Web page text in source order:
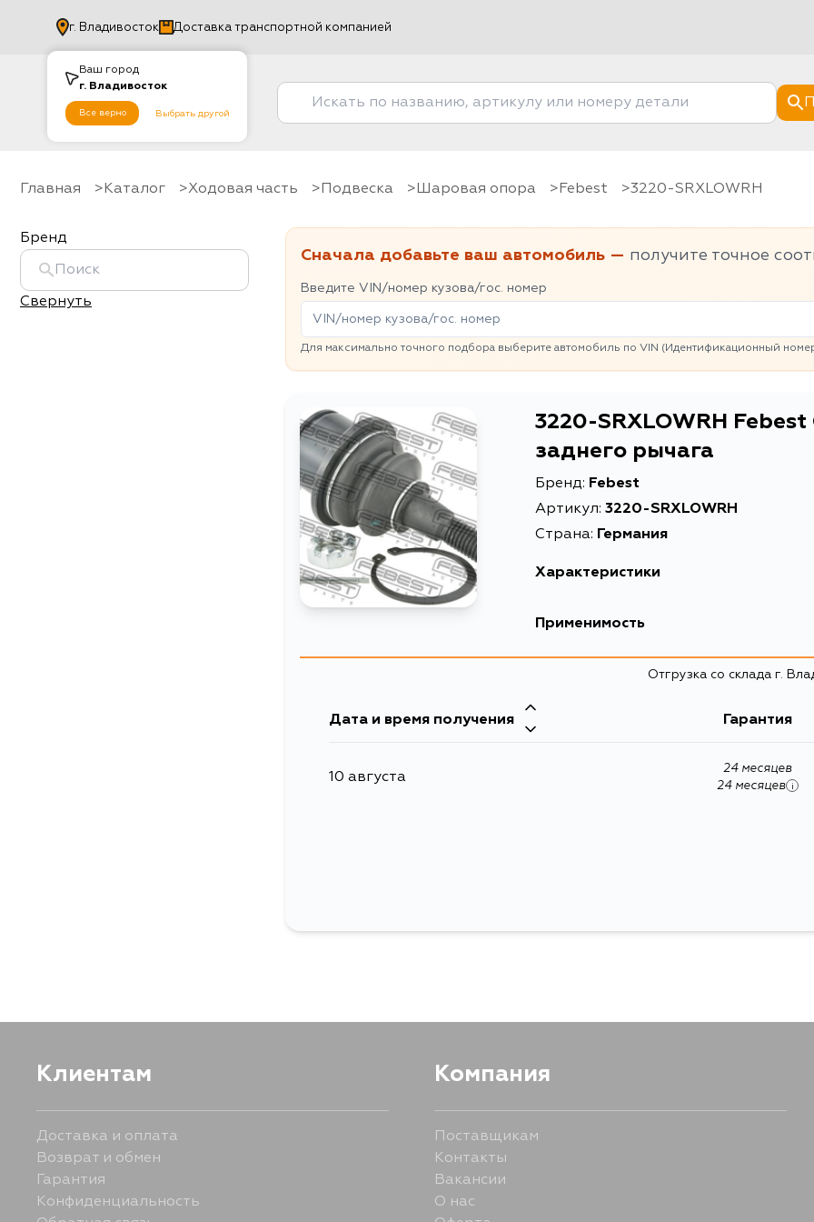
Ваш город
г. Владивосток
Все верно Выбрать другой
г. Владивосток Доставка транспортной компанией
Главная Каталог Ходовая часть Подвеска Шаровая опора Febest 3220-SRXLOWRH
Бренд
Свернуть
Сначала добавьте ваш автомобиль — получите точное
Введите VIN/номер кузова/гос. номер
Для максимально точного подбора выберите автомобиль по VIN (Идентификационный
3220-SRXLOWRH
заднего рычага
Бренд: Febest
Артикул:3220-SRXLOWRH
Страна: Германия
Характеристики
EAN-13
Применимость
Отгрузка со склада г.
Дата и время получения Гарантия
10 августа
24 месяцев
24 месяцев
i
Клиентам
Доставка и оплата
Возврат и обмен
Гарантия
Конфиденциальность
Компания
Поставщикам
Контакты
Вакансии
О нас